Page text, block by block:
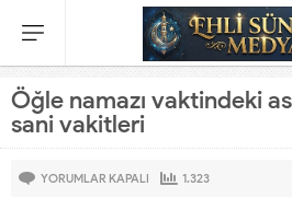
Öğle namazı vaktindeki
sani vakitleri
YORUMLAR KAPALI 1.323